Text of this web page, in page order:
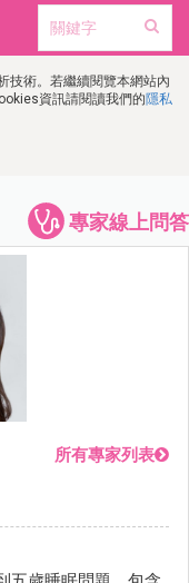
技術。若繼續閱覽本網站內
資訊請閱讀我們的隱私
專家線上問答
所有專家列表